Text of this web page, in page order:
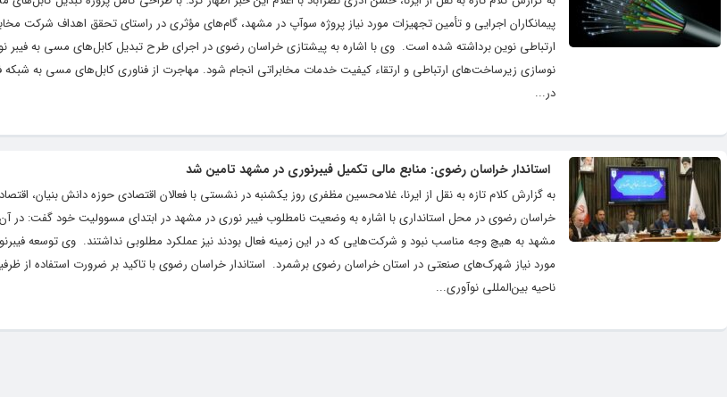
پیمانکاران اجرایی و تأمین تجهیزات مورد نیاز پروژه سوآپ در مشهد، گام‌های مؤثری در راستای تحقق اهداف شرکت
ارتباطی نوین برداشته شده است. ‌ وی با اشاره به پیشتازی خراسان رضوی در اجرای طرح تبدیل کابل‌های مسی به فیبر
نوسازی زیرساخت‌های ارتباطی و ارتقاء کیفیت خدمات مخابراتی انجام شود. مهاجرت از فناوری کابل‌های مسی به شبکه
در...
استاندار خراسان رضوی: منابع مالی تکمیل فیبرنوری در مشهد تامین شد
به گزارش کلام تازه به نقل از ایرنا، غلامحسین مظفری روز یکشنبه در نشستی با فعالان اقتصادی حوزه دانش بنیان،
خراسان رضوی در محل استانداری با اشاره به وضعیت نامطلوب فیبر نوری در مشهد در ابتدای مسوولیت خود گفت: در
مشهد به هیچ وجه مناسب نبود و شرکت‌هایی که در این زمینه فعال بودند نیز عملکرد مطلوبی نداشتند. ‌ وی توسعه
مورد نیاز شهرک‌های صنعتی در استان خراسان رضوی برشمرد. ‌ استاندار خراسان رضوی با تاکید بر ضرورت استفاده از
ناحیه بین‌المللی نوآوری...